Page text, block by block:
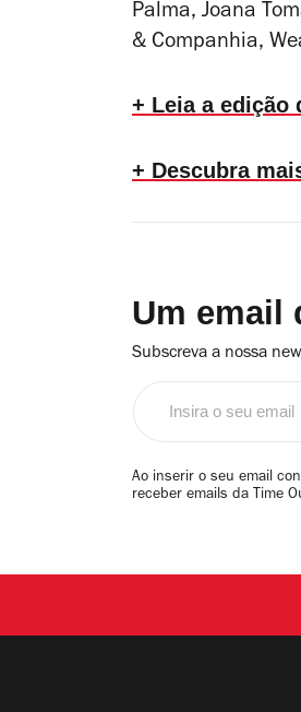
Palma, Joana
& Companhia,
+ Leia a edição
+ Descubra
Um email
Subscreva a nossa
email
Ao inserir o seu email
receber emails da Time